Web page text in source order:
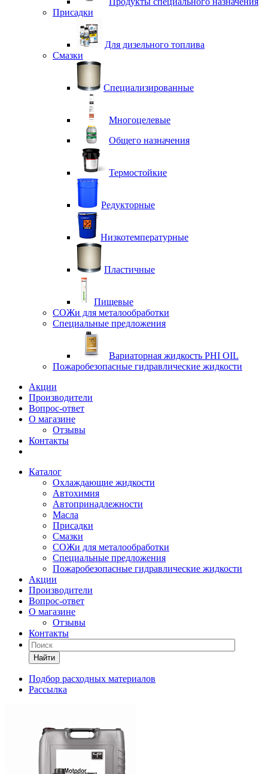
Присадки
Для дизельного топлива
Смазки
Специализированные
Многоцелевые
Общего назначения
Термостойкие
Редукторные
Низкотемпературные
Пластичные
Пищевые
СОЖи для металообработки
Специальные предложения
Вариаторная жидкость PHI OIL
Пожаробезопасные гидравлические жидкости
Акции
Производители
Вопрос-ответ
О магазине
Отзывы
Контакты
Каталог
Охлаждающие жидкости
Автохимия
Автопринадлежности
Масла
Присадки
Смазки
СОЖи для металообработки
Специальные предложения
Пожаробезопасные гидравлические жидкости
Акции
Производители
Вопрос-ответ
О магазине
Отзывы
Контакты
Найти
Подбор расходных материалов
Рассылка